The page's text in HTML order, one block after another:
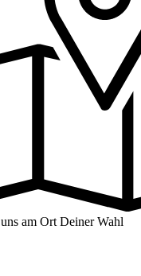
am Ort Deiner Wahl